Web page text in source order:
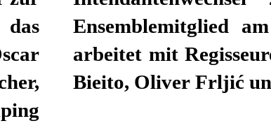
Ensemblemitglied
arbeitet mit
Bieito, Oliver Frljić